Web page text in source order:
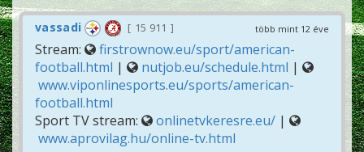
több mint 12 éve
vassadi 15 911
Stream:
firstrownow.eu/sport/american-
football.html | nutjob.eu/schedule.html |
www.viponlinesports.eu/sports/american-
football.html
Sport TV stream:
onlinetvkeresre.eu/ |
www.aprovilag.hu/online-tv.html